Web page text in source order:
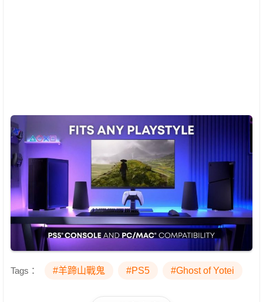
Tags： #羊蹄山戰鬼 #PS5 #Ghost of Yotei